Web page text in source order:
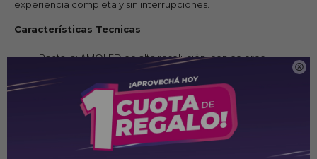

experiencia completa y sin interrupciones.
Características Tecnicas
Pantalla: AMOLED de alta resolución, con colores
Modos deportivos: Más de 100 modos de ejercicio, que
incluyen desde correr hasta deportes acuáticos.
Monitoreo de salud: Seguimiento de la frecuencia
cardíaca, nivel de oxígeno en sangre (SpO2), calidad del